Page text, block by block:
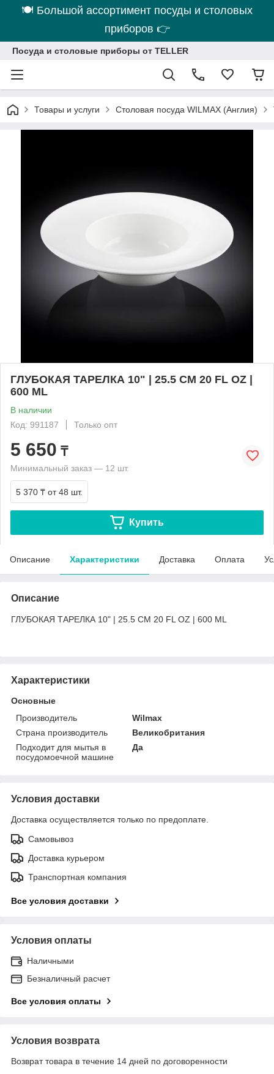
🍽 Большой ассортимент посуды и столовых
приборов 👉
Посуда и столовые приборы от TELLER
Товары и услуги Столовая посуда WILMAX (Англия)
ГЛУБОКАЯ ТАРЕЛКА 10" | 25.5 CM 20 FL OZ |
600 ML
В наличии
Код: 991187
Только опт
5 650 ₸
Минимальный заказ — 12 шт.
5 370 ₸ от 48 шт.
Купить
Описание Характеристики Доставка Оплата
Описание
ГЛУБОКАЯ ТАРЕЛКА 10" | 25.5 CM 20 FL OZ | 600 ML
Характеристики
Основные
Производитель
Wilmax
Страна производитель
Великобритания
Подходит для мытья в
посудомоечной машине
Да
Условия доставки
Доставка осуществляется только по предоплате.
Самовывоз
Доставка курьером
Транспортная компания
Все условия доставки
Условия оплаты
Наличными
Безналичный расчет
Все условия оплаты
Условия возврата
Возврат товара в течение 14 дней по договоренности